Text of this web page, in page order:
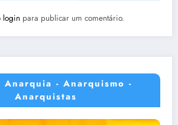
login para publicar um comentário.
Anarquia - Anarquismo -
Anarquistas